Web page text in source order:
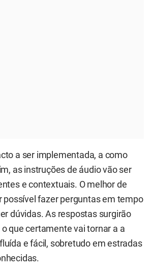
a ser implementada, a como
as instruções de áudio vão ser
e contextuais. O melhor de
possível fazer perguntas em tempo
dúvidas. As respostas surgirão
que certamente vai tornar a a
e fácil, sobretudo em estradas